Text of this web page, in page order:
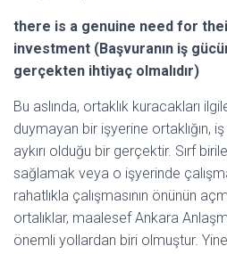
there is a genuine need for
investment (Başvuranın iş
gerçekten ihtiyaç olmalıdır)
Bu aslında, ortaklık kuracakları
duymayan bir işyerine ortaklığın, iş
aykırı olduğu bir gerçektir. Sırf
sağlamak veya o işyerinde
rahatlıkla çalışmasının önünün
ortalıklar, maalesef Ankara
önemli yollardan biri olmuştur.